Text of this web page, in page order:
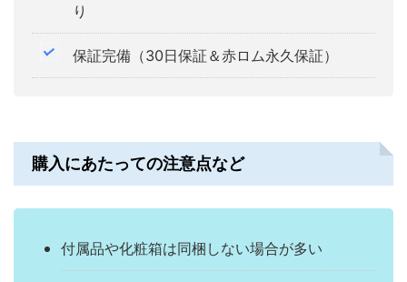
り
保証完備（30日保証＆赤ロム永久保証）
購入にあたっての注意点など
付属品や化粧箱は同梱しない場合が多い